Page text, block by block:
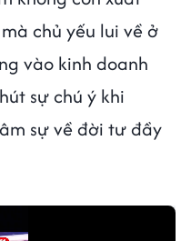
chủ yếu lui về ở
vào kinh doanh
sự chú ý khi
sự về đời tư đầy